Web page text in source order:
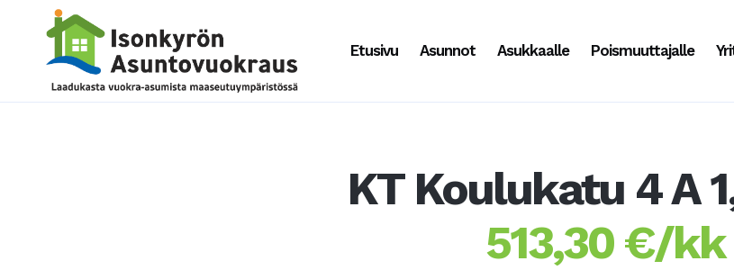
Etusivu Asunnot Asukkaalle Poismuuttajalle
KT Koulukatu 4 A
513,30 €/kk